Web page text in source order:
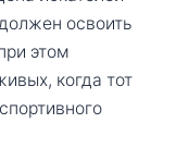
освоить
этом
когда тот